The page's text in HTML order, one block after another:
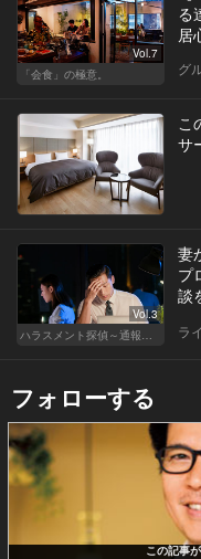
Vol.7
「会食」の極意。
る
居
グ
こ
サ
Vol.3
妻
プ
談
ラ
フォローする
この記事